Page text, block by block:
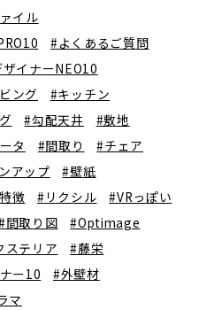
イル
#よくあるご質問
イナーNEO10
ング
#キッチン
#勾配天井
#敷地
タ #間取り
#チェア
アップ
#壁紙
徴 #リクシル
#VRっぽい
間取り図
#Optimage
ステリア
#藤栄
ー10
#外壁材
マ